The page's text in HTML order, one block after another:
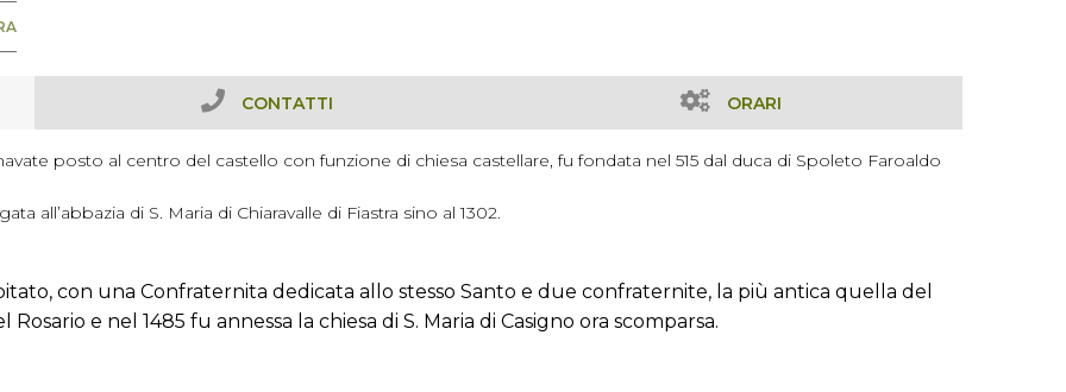
CONTATTI ORARI
posto al centro del castello con funzione di chiesa castellare, fu fondata nel 515 dal duca di Spoleto Faroaldo
all’abbazia di S. Maria di Chiaravalle di Fiastra sino al 1302.
con una Confraternita dedicata allo stesso Santo e due confraternite, la più antica quella del
e nel 1485 fu annessa la chiesa di S. Maria di Casigno ora scomparsa.